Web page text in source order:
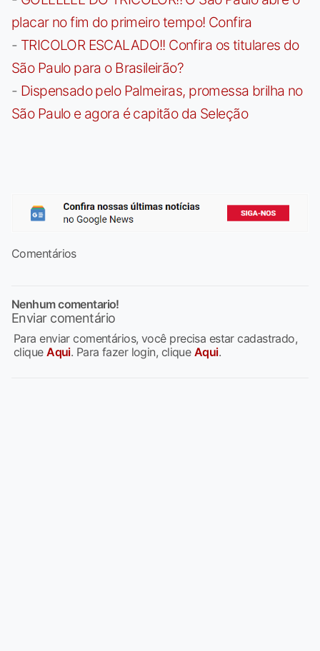
placar no fim do primeiro tempo! Confira
- TRICOLOR ESCALADO!! Confira os titulares do
São Paulo para o Brasileirão?
- Dispensado pelo Palmeiras, promessa brilha no
São Paulo e agora é capitão da Seleção
Comentários
Nenhum comentario!
Enviar comentário
Para enviar comentários, você precisa estar cadastrado,
cliqueAqui. Para fazer login, clique Aqui.